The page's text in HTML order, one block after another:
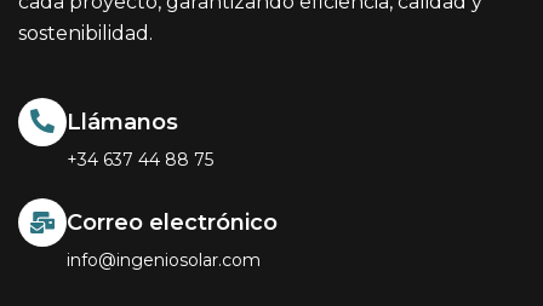
sostenibilidad.
Llámanos
+34 637 44 88 75
Correo electrónico
info@ingeniosolar.com